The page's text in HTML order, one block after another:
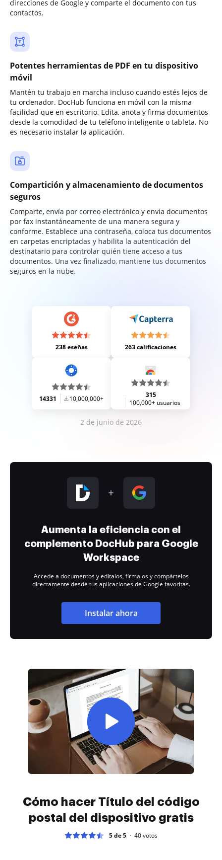
direcciones de Google y comparte el documento con tus
contactos.
Potentes herramientas de PDF en tu dispositivo
móvil
Mantén tu trabajo en marcha incluso cuando estés lejos de
tu ordenador. DocHub funciona en móvil con la misma
facilidad que en escritorio. Edita, anota y firma documentos
desde la comodidad de tu teléfono inteligente o tableta. No
es necesario instalar la aplicación.
Compartición y almacenamiento de documentos
seguros
Comparte, envía por correo electrónico y envía documentos
por fax instantáneamente de una manera segura y
conforme. Establece una contraseña, coloca tus documentos
en carpetas encriptadas y habilita la autenticación del
destinatario para controlar quién tiene acceso a tus
documentos. Una vez finalizado, mantiene tus documentos
seguros en la nube.
238 eseñas 263 calificaciones
14331 10,000,000+
315
100,000+ usuarios
2 de junio de 2026
Aumenta la eficiencia con el
complemento DocHub para Google
Workspace
Accede a documentos y edítalos, fírmalos y compártelos
directamente desde tus aplicaciones de Google favoritas.
Instalar ahora
Cómo hacer Título del código
postal del dispositivo gratis
5 de 5 40votos